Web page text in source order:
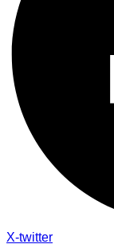
X-twitter